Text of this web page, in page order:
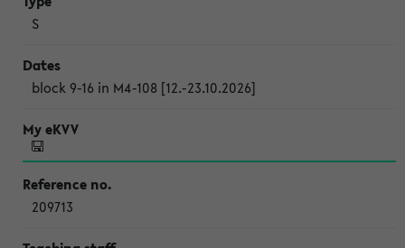
S
block 9-16 in M4-108 [12.-23.10.2026]
209713